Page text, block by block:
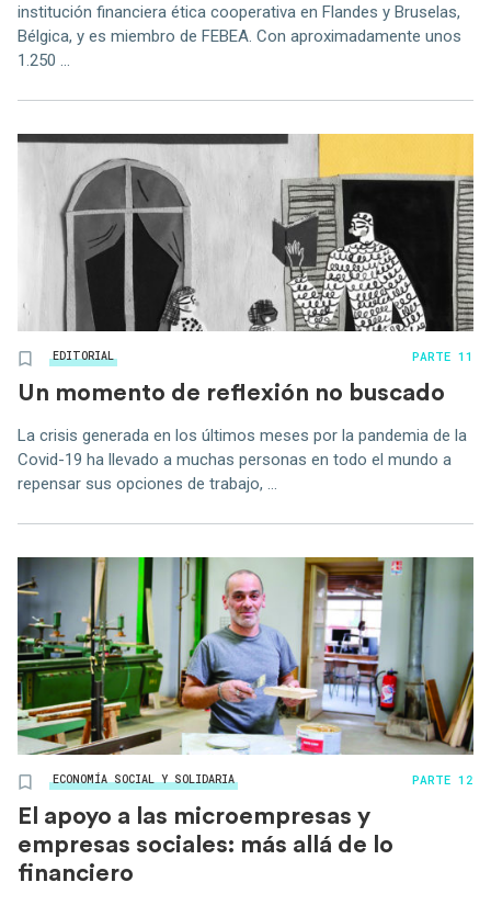
institución financiera ética cooperativa en Flandes y Bruselas,
Bélgica, y es miembro de FEBEA. Con aproximadamente unos
1.250 ...
PARTE 11
EDITORIAL
Un momento de reflexión no buscado
La crisis generada en los últimos meses por la pandemia de la
Covid-19 ha llevado a muchas personas en todo el mundo a
repensar sus opciones de trabajo, ...
PARTE 12
ECONOMÍA SOCIAL Y SOLIDARIA
El apoyo a las microempresas y
empresas sociales: más allá de lo
financiero